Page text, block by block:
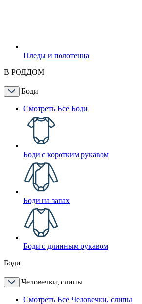
Пледы и полотенца
В РОДДОМ
Боди
Смотреть Все Боди
Боди с коротким рукавом
Боди на запах
Боди с длинным рукавом
Боди
Человечки, слипы
Смотреть Все Человечки, слипы